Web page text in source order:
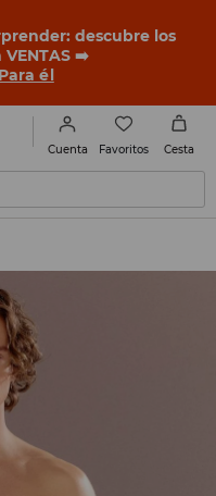
historias empiezan
el curso con un look
él
Cuenta Favoritos Cesta